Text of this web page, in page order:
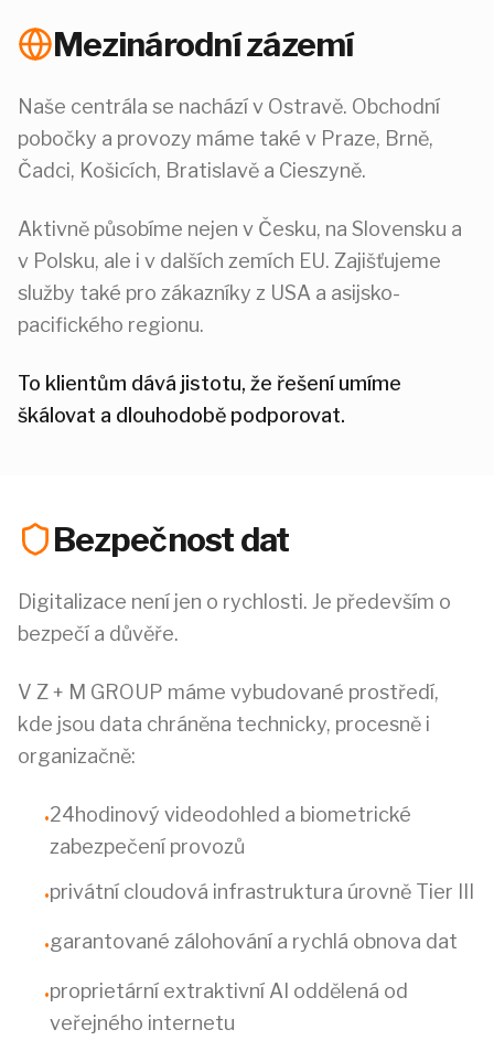
Mezinárodní zázemí
Naše centrála se nachází v Ostravě. Obchodní
pobočky a provozy máme také v Praze, Brně,
Čadci, Košicích, Bratislavě a Cieszyně.
Aktivně působíme nejen v Česku, na Slovensku a
v Polsku, ale i v dalších zemích EU. Zajišťujeme
služby také pro zákazníky z USA a asijsko-
pacifického regionu.
To klientům dává jistotu, že řešení umíme
škálovat a dlouhodobě podporovat.
Bezpečnost dat
Digitalizace není jen o rychlosti. Je především o
bezpečí a důvěře.
V Z + M GROUP máme vybudované prostředí,
kde jsou data chráněna technicky, procesně i
organizačně:
•24hodinový videodohled a biometrické
zabezpečení provozů
•privátní cloudová infrastruktura úrovně Tier III
•garantované zálohování a rychlá obnova dat
•proprietární extraktivní AI oddělená od
veřejného internetu